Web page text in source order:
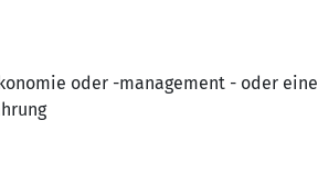
oder -management - oder eine